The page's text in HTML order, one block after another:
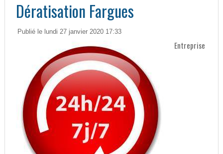
Dératisation Fargues
Publié le lundi 27 janvier 2020 17:33
Entreprise